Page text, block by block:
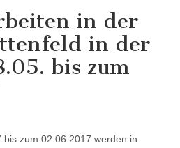
in der
in der
bis zum
zum 02.06.2017 werden in